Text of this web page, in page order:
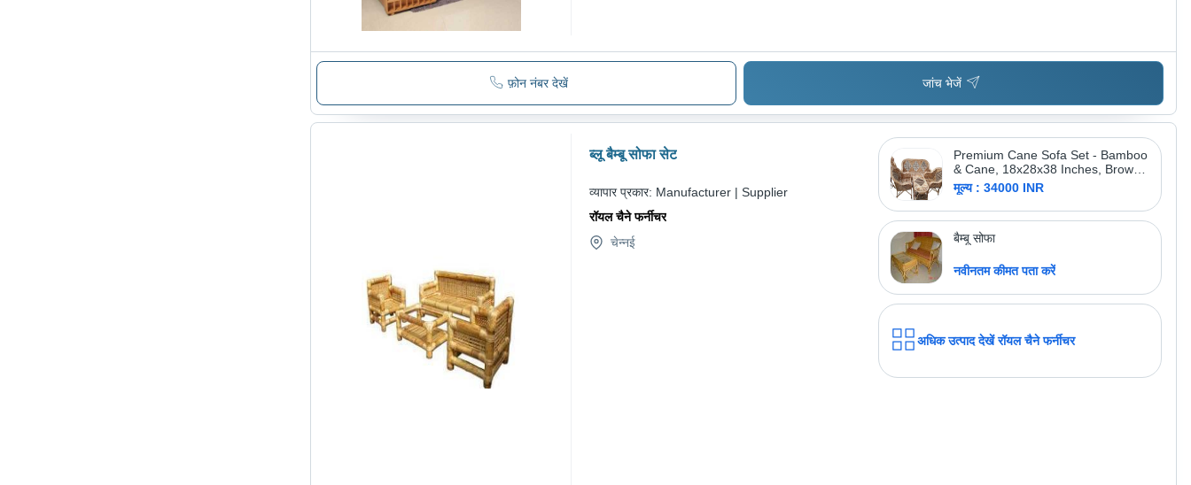
फ़ोन नंबर देखें जांच भेजें
ब्लू बैम्बू सोफा सेट
व्यापार प्रकार: Manufacturer | Supplier
रॉयल चैने फर्नीचर
चेन्नई
Premium Cane Sofa Set - Bamboo
& Cane, 18x28x38 Inches, Brown |
Eco-Friendly, Handcrafted
Detailing, Stylish Appearance,
Versatile Seating, Customizable
Upholstery, Timeless Aesthetic
मूल्य : 34000 INR
बैम्बू सोफा
नवीनतम कीमत पता करें
अधिक उत्पाद देखें रॉयल चैने फर्नीचर